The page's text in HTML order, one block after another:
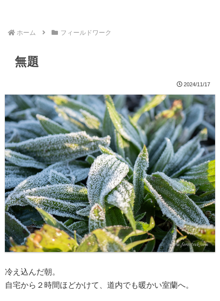
ホーム フィールドワーク
無題
2024/11/17
冷え込んだ朝。
自宅から２時間ほどかけて、道内でも暖かい室蘭へ。